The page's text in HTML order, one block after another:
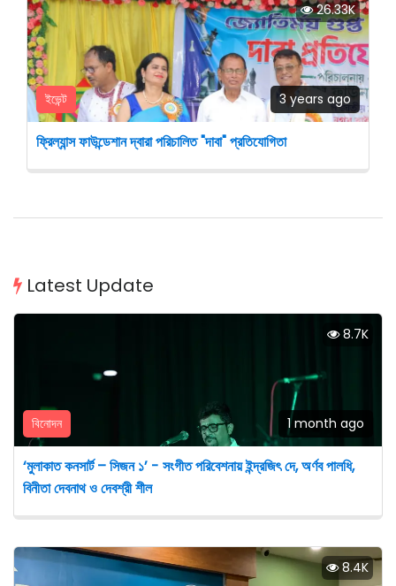
26.33K
ইভেন্ট 3 years ago
ফ্রিল্যান্স ফাউন্ডেশান দ্বারা পরিচালিত "দাবা" প্রতিযোগিতা
Latest Update
8.7K
বিনোদন 1 month ago
‘মুলাকাত কনসার্ট – সিজন ১’ - সংগীত পরিবেশনায় ইন্দ্রজিৎ দে, অর্ণব পালধি,
বিনীতা দেবনাথ ও দেবশ্রী শীল
8.4K